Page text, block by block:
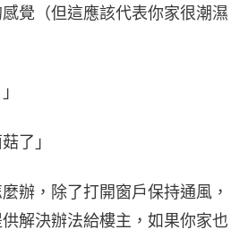
感覺（但這應該代表你家很潮濕
了」
辦，除了打開窗戶保持通風，
解決辦法給樓主，如果你家也